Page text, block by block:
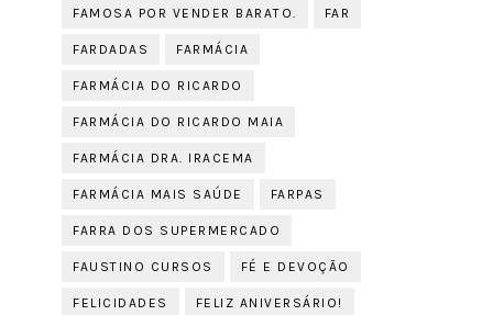
FAMOSA POR VENDER BARATO. FAR
FARDADAS FARMÁCIA
FARMÁCIA DO RICARDO
FARMÁCIA DO RICARDO MAIA
FARMÁCIA DRA. IRACEMA
FARMÁCIA MAIS SAÚDE FARPAS
FARRA DOS SUPERMERCADO
FAUSTINO CURSOS FÉ E DEVOÇÃO
FELICIDADES FELIZ ANIVERSÁRIO!